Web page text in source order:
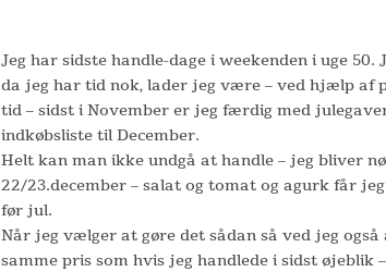
Jeg har sidste handle-dage i weekenden i uge
da jeg har tid nok, lader jeg være – ved hjælp af
tid – sidst i November er jeg færdig med
indkøbsliste til December.
Helt kan man ikke undgå at handle – jeg bliver
22/23.december – salat og tomat og agurk får
før jul.
Når jeg vælger at gøre det sådan så ved jeg
samme pris som hvis jeg handlede i sidst øjeblik